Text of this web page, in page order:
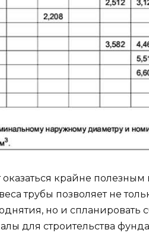
крайне полезным
трубы позволяет не
но и спланировать
для строительства